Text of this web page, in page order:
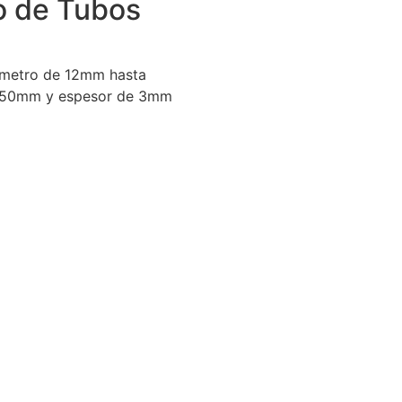
de Tubos
de 12mm hasta
y espesor de 3mm